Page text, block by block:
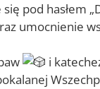
pod hasłem
umocnienie
i